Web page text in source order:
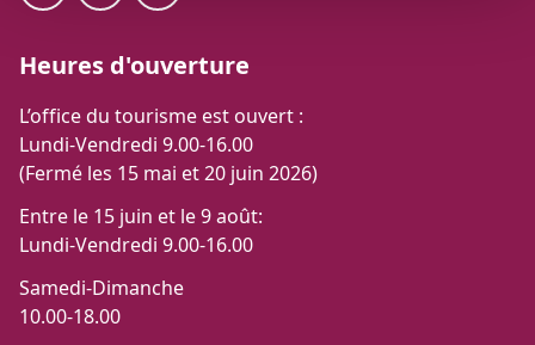
Heures d'ouverture
L’office du tourisme est ouvert :
Lundi-Vendredi 9.00-16.00
(Fermé les 15 mai et 20 juin 2026)
Entre le 15 juin et le 9 août:
Lundi-Vendredi 9.00-16.00
Samedi-Dimanche
10.00-18.00